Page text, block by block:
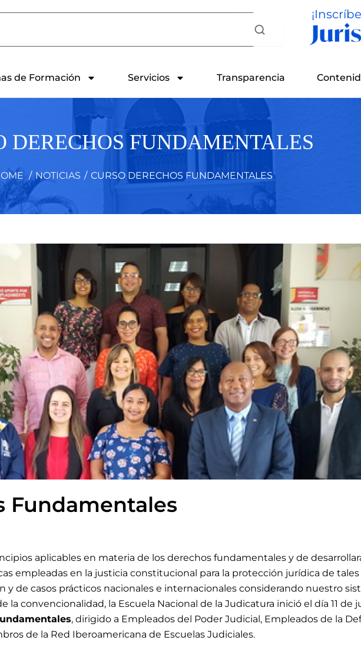
de Formación Servicios Transparencia
DERECHOS FUNDAMENTALES
/ NOTICIAS / CURSO DERECHOS FUNDAMENTALES
Fundamentales
aplicables en materia de los derechos fundamentales y de
empleadas en la justicia constitucional para la protección jurídica de
y de casos prácticos nacionales e internacionales considerando nuestro
convencionalidad, la Escuela Nacional de la Judicatura inició el día 11 de
, dirigido a Empleados del Poder Judicial, Empleados de la
de la Red Iberoamericana de Escuelas Judiciales.